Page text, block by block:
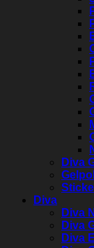
Diva
Diva
Diva
Diva
Diva